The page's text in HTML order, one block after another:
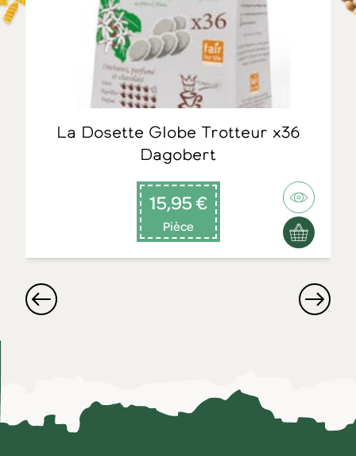
La Dosette Globe Trotteur x36
Dagobert
15,95 €
Pièce